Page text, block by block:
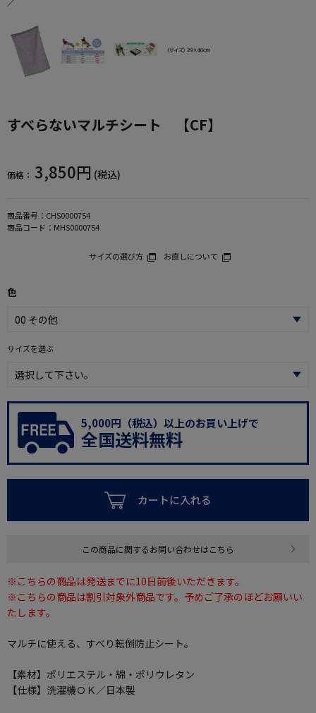
すべらないマルチシート 【CF】
価格： 3,850円 (税込)
商品番号： CHS0000754
商品コード： MHS0000754
サイズの選び方 お直しについて
色
サイズを選ぶ
5,000円（税込）以上のお買い上げで
全国送料無料
カートに入れる
この商品に関するお問い合わせはこちら
※こちらの商品は発送までに10日前後いただきます。
※こちらの商品は割引対象外商品です。予めご了承のほどお願いい
たします。
マルチに使える、すべり転倒防止シート。
【素材】ポリエステル・綿・ポリウレタン
【仕様】洗濯機ＯＫ／日本製